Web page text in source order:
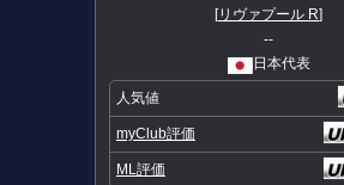
[リヴァプール R]
--
日本代表
人気値
myClub評価
ML評価